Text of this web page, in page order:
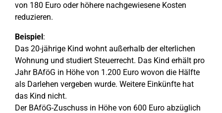
von 180 Euro oder höhere nachgewiesene Kosten
reduzieren.
Beispiel:
Das 20-jährige Kind wohnt außerhalb der elterlichen
Wohnung und studiert Steuerrecht. Das Kind erhält pro
Jahr BAföG in Höhe von 1.200 Euro wovon die Hälfte
als Darlehen vergeben wurde. Weitere Einkünfte hat
das Kind nicht.
Der BAföG-Zuschuss in Höhe von 600 Euro abzüglich